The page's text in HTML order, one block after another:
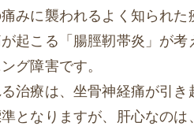
みに襲われるよく知られ
起こる「腸脛靭帯炎」が
グ障害です。
治療は、坐骨神経痛が引
となりますが、肝心なの